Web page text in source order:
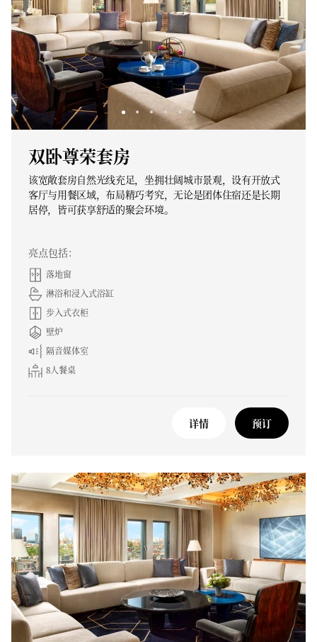
双卧尊荣套房
该宽敞套房自然光线充足，坐拥壮阔城市景观，设有开放式
客厅与用餐区域，布局精巧考究，无论是团体住宿还是长期
居停，皆可获享舒适的聚会环境。
亮点包括：
落地窗
淋浴和浸入式浴缸
步入式衣柜
壁炉
隔音媒体室
8人餐桌
详情 预订